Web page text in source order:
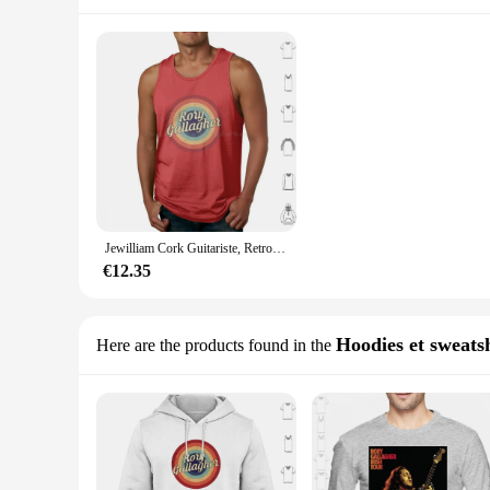
Jewilliam Cork Guitariste, Retro Circle Vintage 8 precious Y-glafibrGallagher Blues Music, Gallagher Rory
€12.35
Here are the products found in the Hoodies et